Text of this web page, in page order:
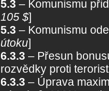
5.3 – Komunismu
105 $]
5.3 – Komunismu
útoku]
6.3.3 – Přesun
rozvědky proti
6.3.3 – Úprava